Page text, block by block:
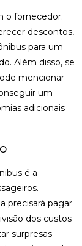
o fornecedor.
descontos,
para um
Além disso, se
mencionar
um
adicionais
é a
precisará pagar
dos custos
surpresas